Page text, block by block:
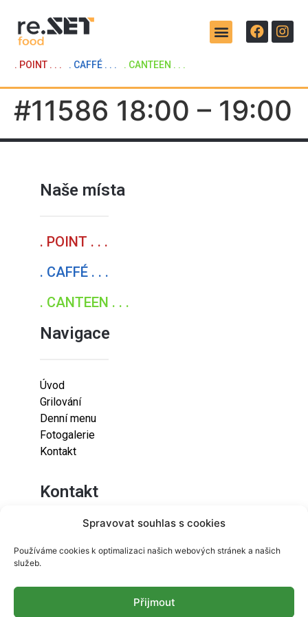
Spravovat souhlas s cookies
Používáme cookies k optimalizaci našich webových stránek a našich
služeb.
Přijmout
. POINT . . . . CAFFÉ . . . . CANTEEN . . .
#11586 18:00 – 19:00
Naše místa
. POINT . . .
. CAFFÉ . . .
. CANTEEN . . .
Navigace
Úvod
Grilování
Denní menu
Fotogalerie
Kontakt
Kontakt
Lazaretní 925/9